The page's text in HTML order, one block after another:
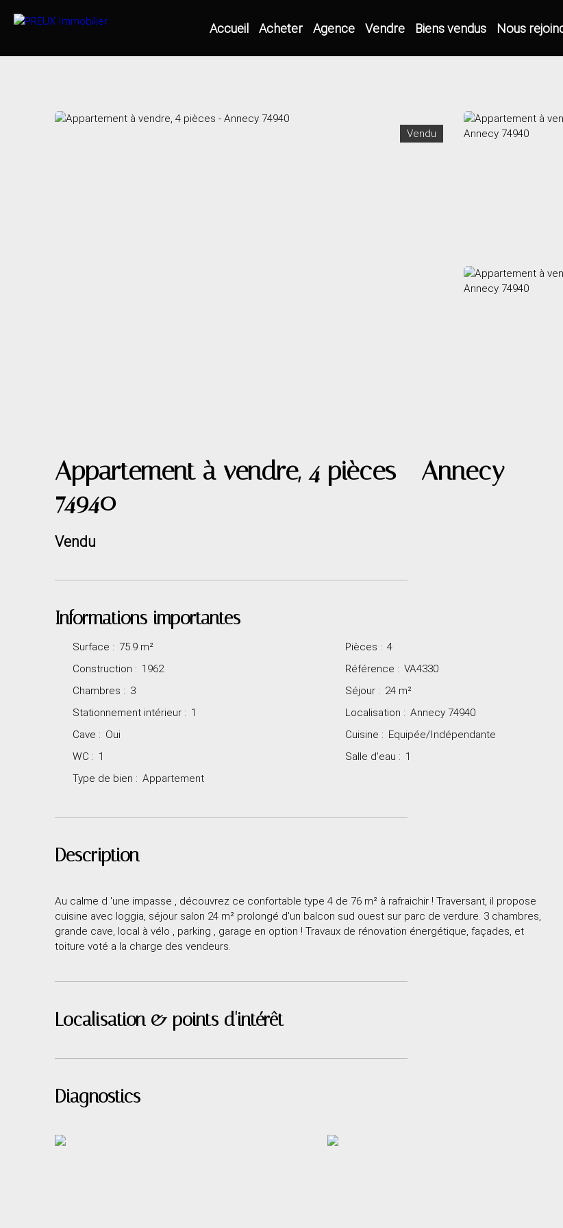
Accueil Acheter Agence Vendre Biens vendus Nous
Vendu
Appartement à vendre, 4 pièces - Annecy
74940
Vendu
Informations importantes
Surface : 75.9 m² Pièces : 4
Construction : 1962 Référence : VA4330
Chambres : 3 Séjour : 24 m²
Stationnement intérieur : 1 Localisation : Annecy 74940
Cave : Oui Cuisine : Equipée/Indépendante
WC : 1 Salle d'eau : 1
Type de bien : Appartement
Description
Au calme d 'une impasse , découvrez ce confortable type 4 de 76 m² à rafraichir ! Traversant, il propose
cuisine avec loggia, séjour salon 24 m² prolongé d'un balcon sud ouest sur parc de verdure. 3 chambres,
grande cave, local à vélo , parking , garage en option ! Travaux de rénovation énergétique, façades, et
toiture voté a la charge des vendeurs.
Localisation & points d'intérêt
Diagnostics